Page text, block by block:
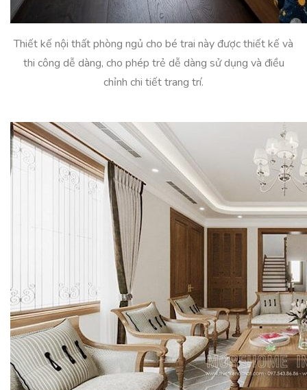
Thiết kế nội thất phòng ngủ cho bé trai này được thiết kế và
thi công dễ dàng, cho phép trẻ dễ dàng sử dụng và điều
chỉnh chi tiết trang trí.